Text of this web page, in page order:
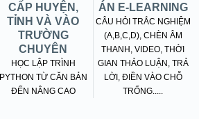
CẤP HUYỆN,
TỈNH VÀ VÀO
TRƯỜNG
CHUYÊN
HỌC LẬP TRÌNH
PYTHON TỪ CĂN BẢN
ĐẾN NÂNG CAO
ÁN E-LEARNING
CÂU HỎI TRẮC NGHIỆM
(A,B,C,D), CHÈN ÂM
THANH, VIDEO, THỜI
GIAN THẢO LUẬN, TRẢ
LỜI, ĐIỀN VÀO CHỖ
TRỐNG.....